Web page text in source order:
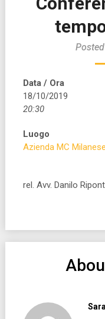
Data / Ora
18/10/2019
20:30
Luogo
Azienda MC Milanese
rel. Avv. Danilo
Sara